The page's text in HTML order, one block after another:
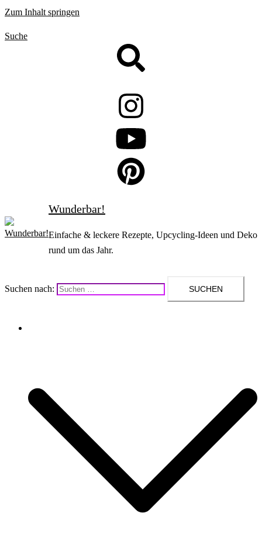
Zum Inhalt springen
Suche
Wunderbar!
Einfache & leckere Rezepte, Upcycling-Ideen und Deko
rund um das Jahr.
Suchen nach: